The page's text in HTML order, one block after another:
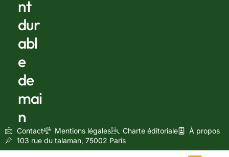
nt
dur
abl
e
de
mai
n
Contact Mentions légales Charte éditoriale
À propos
103 rue du talaman, 75002 Paris